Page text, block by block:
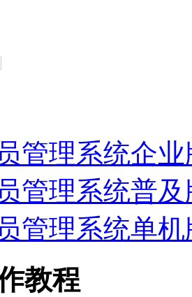
管理系统企
管理系统普及
管理系统单机
教程